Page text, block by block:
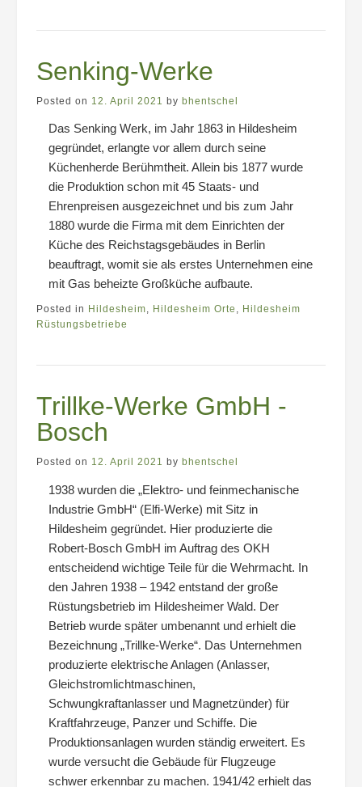
Senking-Werke
Posted on 12. April 2021 by bhentschel
Das Senking Werk, im Jahr 1863 in Hildesheim
gegründet, erlangte vor allem durch seine
Küchenherde Berühmtheit. Allein bis 1877 wurde
die Produktion schon mit 45 Staats- und
Ehrenpreisen ausgezeichnet und bis zum Jahr
1880 wurde die Firma mit dem Einrichten der
Küche des Reichstagsgebäudes in Berlin
beauftragt, womit sie als erstes Unternehmen eine
mit Gas beheizte Großküche aufbaute.
Posted in Hildesheim, Hildesheim Orte , Hildesheim
Rüstungsbetriebe
Trillke-Werke GmbH -
Bosch
Posted on 12. April 2021 by bhentschel
1938 wurden die „Elektro- und feinmechanische
Industrie GmbH“ (Elfi-Werke) mit Sitz in
Hildesheim gegründet. Hier produzierte die
Robert-Bosch GmbH im Auftrag des OKH
entscheidend wichtige Teile für die Wehrmacht. In
den Jahren 1938 – 1942 entstand der große
Rüstungsbetrieb im Hildesheimer Wald. Der
Betrieb wurde später umbenannt und erhielt die
Bezeichnung „Trillke-Werke“. Das Unternehmen
produzierte elektrische Anlagen (Anlasser,
Gleichstromlichtmaschinen,
Schwungkraftanlasser und Magnetzünder) für
Kraftfahrzeuge, Panzer und Schiffe. Die
Produktionsanlagen wurden ständig erweitert. Es
wurde versucht die Gebäude für Flugzeuge
schwer erkennbar zu machen. 1941/42 erhielt das